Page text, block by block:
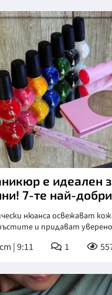
е идеален
7-те най-
нюанса освежават
и придават
| 9:11 1